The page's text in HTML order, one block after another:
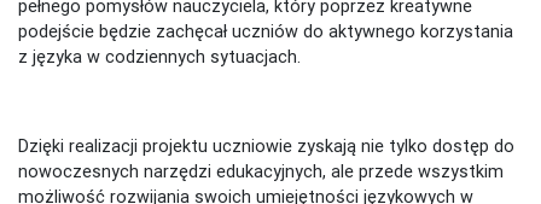
pełnego pomysłów nauczyciela, który poprzez kreatywne
podejście będzie zachęcał uczniów do aktywnego korzystania
z języka w codziennych sytuacjach.
Dzięki realizacji projektu uczniowie zyskają nie tylko dostęp do
nowoczesnych narzędzi edukacyjnych, ale przede wszystkim
możliwość rozwijania swoich umiejętności językowych w